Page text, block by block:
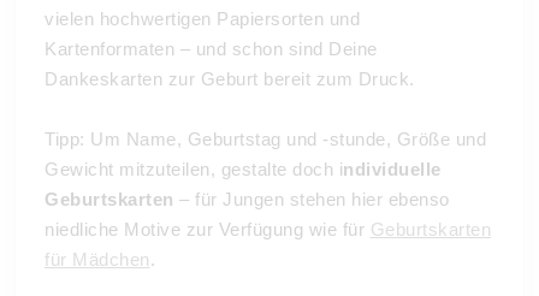
vielen hochwertigen Papiersorten und
Kartenformaten – und schon sind Deine
Dankeskarten zur Geburt bereit zum Druck.
Tipp: Um Name, Geburtstag und -stunde, Größe und
Gewicht mitzuteilen, gestalte doch individuelle
Geburtskarten – für Jungen stehen hier ebenso
niedliche Motive zur Verfügung wie für Geburtskarten
für Mädchen.